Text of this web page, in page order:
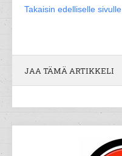
Takaisin edelliselle sivulle
JAA TÄMÄ ARTIKKELI